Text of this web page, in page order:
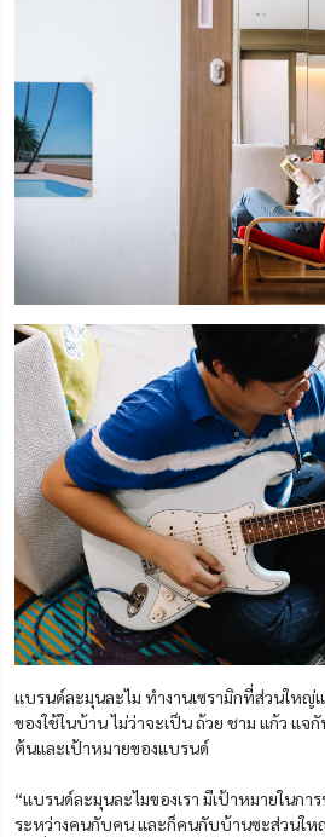
แบรนด์ละมุนละไม ทำงานเซรามิกที่ส่วนให
ของใช้ในบ้าน ไม่ว่าจะเป็น ถ้วย ชาม แก้ว แจ
ต้นและเป้าหมายของแบรนด์
“แบรนด์ละมุนละไมของเรา มีเป้าหมายในกา
ระหว่างคนกับคน และก็คนกับบ้านซะส่วนให